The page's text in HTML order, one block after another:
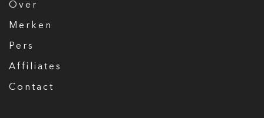
Over
Merken
Pers
Affiliates
Contact